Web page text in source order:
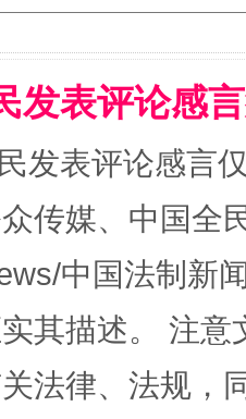
你上场
发表评论感
发表评论感言
传媒、中国全
中国法制新
其描述。 注
法律、法规，